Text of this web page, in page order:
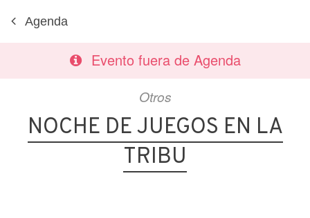
Agenda
Evento fuera de Agenda
Otros
NOCHE DE JUEGOS EN LA
TRIBU